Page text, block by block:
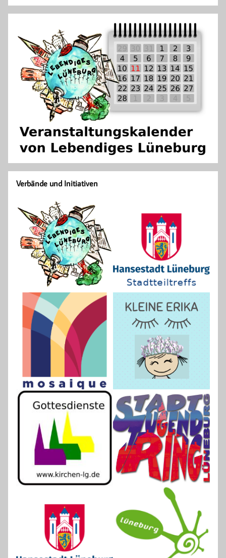
Verbände und Initiativen